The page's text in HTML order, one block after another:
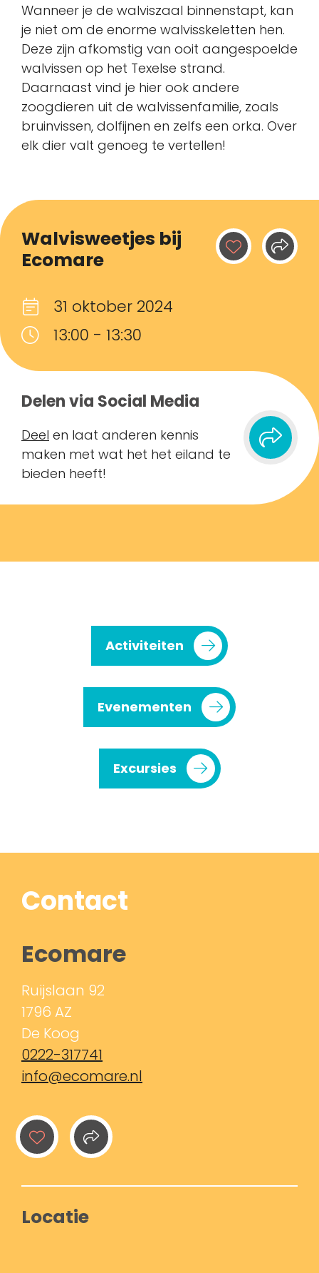
Walvisweetjes bij
Ecomare
31 oktober 2024
13:00 - 13:30
Delen via Social Media
Deel en laat anderen kennis
maken met wat het het eiland te
bieden heeft!
Wanneer je de walviszaal binnenstapt, kan
je niet om de enorme walvisskeletten hen.
Deze zijn afkomstig van ooit aangespoelde
walvissen op het Texelse strand.
Daarnaast vind je hier ook andere
zoogdieren uit de walvissenfamilie, zoals
bruinvissen, dolfijnen en zelfs een orka. Over
elk dier valt genoeg te vertellen!
Activiteiten
Evenementen
Excursies
Contact
Ecomare
Ruijslaan 92
1796 AZ
De Koog
0222-317741
info@ecomare.nl
Locatie